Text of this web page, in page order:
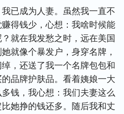
已成为人妻。虽然我一直不
得钱少，心想：我啥时候能
就在我发愁之时，远在美国
就像个暴发户，身穿名牌，
，还送了我一个名牌包包和
品牌护肤品。看着姨娘一大
钱，我心想：我们夫妻这么
她挣的钱还多。随后我和丈